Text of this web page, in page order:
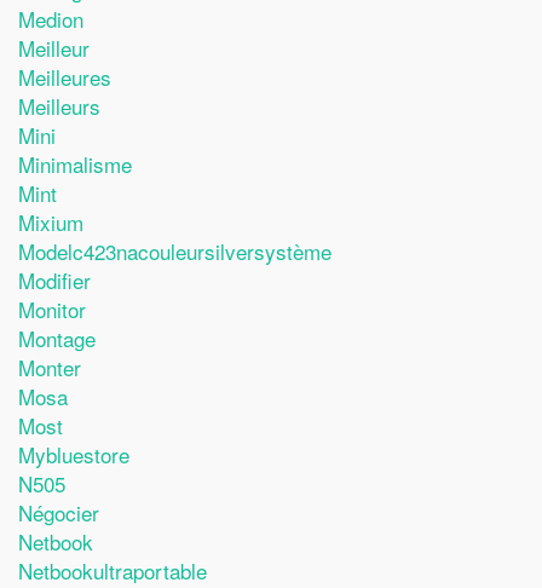
Medion
Meilleur
Meilleures
Meilleurs
Mini
Minimalisme
Mint
Mixium
Modelc423nacouleursilversystème
Modifier
Monitor
Montage
Monter
Mosa
Most
Mybluestore
N505
Négocier
Netbook
Netbookultraportable